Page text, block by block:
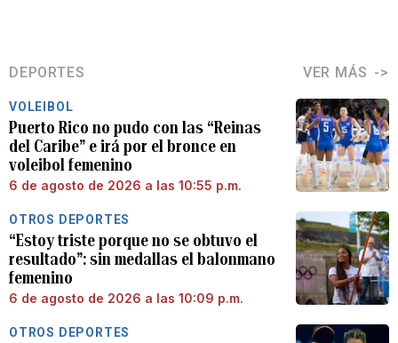
DEPORTES VER MÁS
VOLEIBOL
Puerto Rico no pudo con las “Reinas
del Caribe” e irá por el bronce en
voleibol femenino
6 de agosto de 2026 a las 10:55 p.m.
OTROS DEPORTES
“Estoy triste porque no se obtuvo el
resultado”: sin medallas el balonmano
femenino
6 de agosto de 2026 a las 10:09 p.m.
OTROS DEPORTES